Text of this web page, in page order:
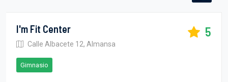
I'm Fit Center
Calle Albacete 12, Almansa
5
Gimnasio